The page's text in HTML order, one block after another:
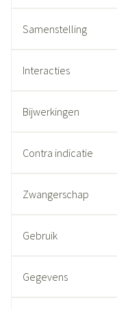
Samenstelling
Interacties
Bijwerkingen
Contra indicatie
Zwangerschap
Gebruik
Gegevens